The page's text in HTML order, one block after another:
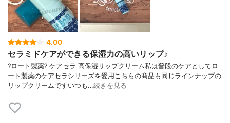
4.00
セラミドケアができる保湿力の高いリップ♪
?ロート製薬? ケアセラ 高保湿リップクリーム私は普段のケアとしてロ
ート製薬のケアセラシリーズを愛用こちらの商品も同じラインナップの
リップクリームですいつも…続きを見る